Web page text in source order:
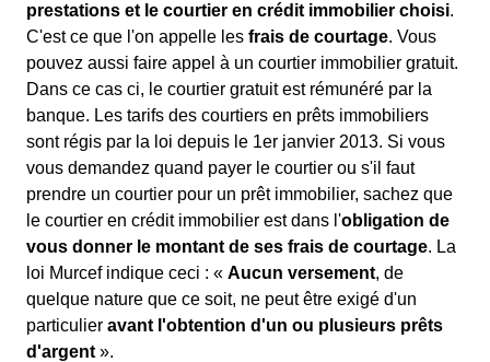
prestations et le courtier en crédit immobilier choisi.
C'est ce que l'on appelle les frais de courtage. Vous
pouvez aussi faire appel à un courtier immobilier gratuit.
Dans ce cas ci, le courtier gratuit est rémunéré par la
banque. Les tarifs des courtiers en prêts immobiliers
sont régis par la loi depuis le 1er janvier 2013. Si vous
vous demandez quand payer le courtier ou s'il faut
prendre un courtier pour un prêt immobilier, sachez que
le courtier en crédit immobilier est dans l'obligation de
vous donner le montant de ses frais de courtage. La
loi Murcef indique ceci : « Aucun versement, de
quelque nature que ce soit, ne peut être exigé d'un
particulier avant l'obtention d'un ou plusieurs prêts
d'argent ».